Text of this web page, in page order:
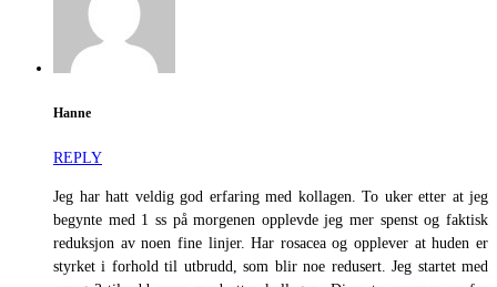
Hanne
REPLY
Jeg har hatt veldig god erfaring med kollagen. To uker etter at jeg
begynte med 1 ss på morgenen opplevde jeg mer spenst og faktisk
reduksjon av noen fine linjer. Har rosacea og opplever at huden er
styrket i forhold til utbrudd, som blir noe redusert. Jeg startet med